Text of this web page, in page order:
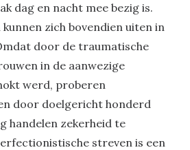
dag en nacht mee bezig is.
zich bovendien uiten in
door de traumatische
in de aanwezige
werd, proberen
door doelgericht honderd
handelen zekerheid te
streven is een